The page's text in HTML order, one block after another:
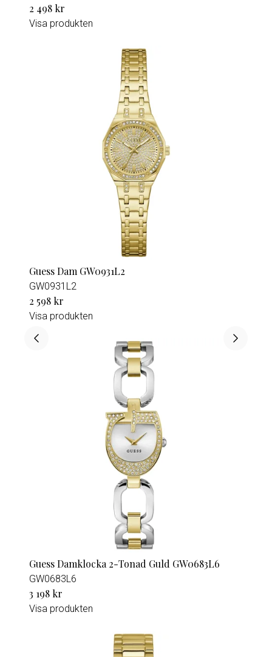
2 498 kr
Visa produkten
Guess Dam GW0931L2
GW0931L2
2 598 kr
Visa produkten
Guess Damklocka 2-Tonad Guld GW0683L6
GW0683L6
3 198 kr
Visa produkten